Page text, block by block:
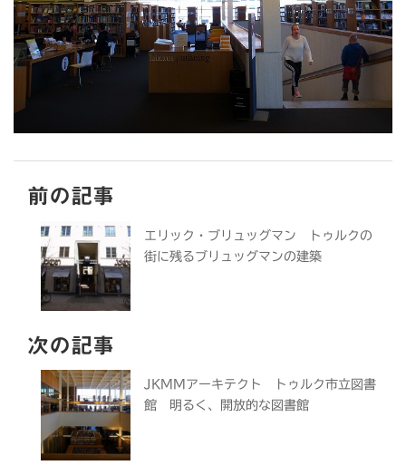
前の記事
エリック・ブリュッグマン トゥルクの
街に残るブリュッグマンの建築
次の記事
JKMMアーキテクト トゥルク市立図書
館 明るく、開放的な図書館